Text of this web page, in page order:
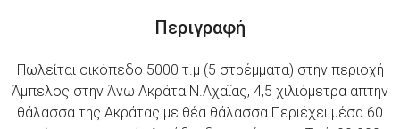
Περιγραφή
Πωλείται οικόπεδο 5000 τ.μ (5 στρέμματα) στην περιοχή
Άμπελος στην Άνω Ακράτα Ν.Αχαΐας, 4,5 χιλιόμετρα απτην
θάλασσα της Ακράτας με θέα θάλασσα.Περιέχει μέσα 60